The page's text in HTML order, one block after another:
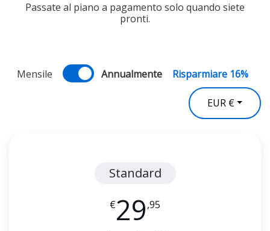
Passate al piano a pagamento solo quando siete
pronti.
Mensile Annualmente Risparmiare 16%
EUR €
Standard
€29,95